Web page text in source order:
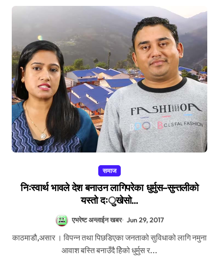
समाज
निःस्वार्थ भावले देश बनाउन लागिपरेका धुर्मुस–सुन्तलीको
यस्तो दःुखेसो…
एभरेष्ट अन्लाईन खबर Jun 29, 2017
काठमाडौ,असार । विपन्न तथा पिछडिएका जनताको सुविधाको लागि नमुना
आवाश बस्ति बनाउँदै हिेको धुर्मुस र...